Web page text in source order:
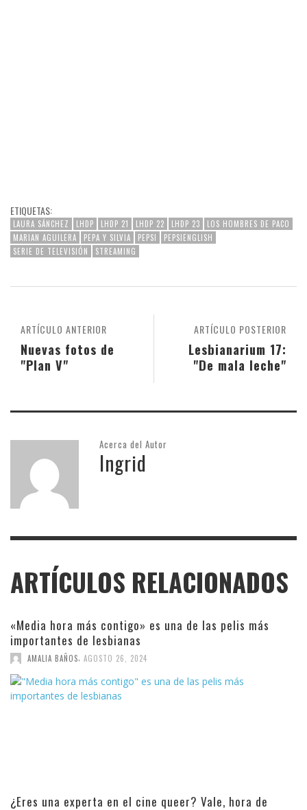
ETIQUETAS:
LAURA SÁNCHEZ LHDP LHDP 21 LHDP 22 LHDP 23
LOS HOMBRES DE PACO
MARIAN AGUILERA
PEPA Y SILVIA PEPSI
PEPSIENGLISH
SERIE DE TELEVISIÓN
STREAMING
ARTÍCULO POSTERIOR
Lesbianarium 17:
"De mala leche"
ARTÍCULO ANTERIOR
Nuevas fotos de
"Plan V"
Acerca del Autor
Ingrid
ARTÍCULOS RELACIONADOS
«Media hora más contigo» es una de las pelis más
importantes de lesbianas
AMALIA BAÑOS AGOSTO 26, 2024
¿Eres una experta en el cine queer? Vale, hora de